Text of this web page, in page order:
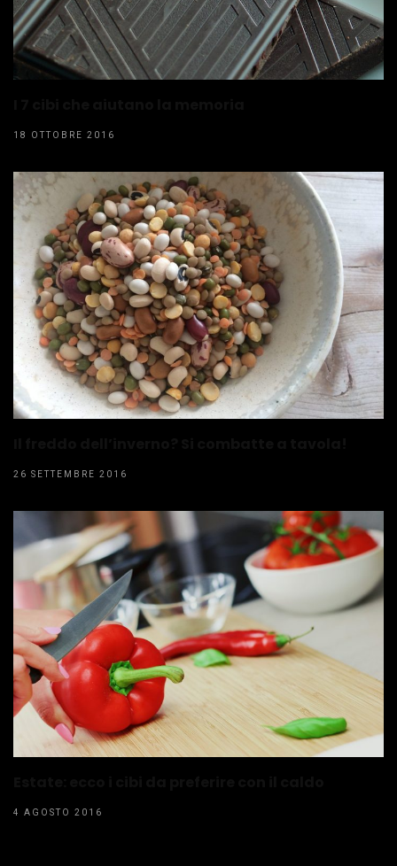
18 OTTOBRE 2016
26 SETTEMBRE 2016
4 AGOSTO 2016